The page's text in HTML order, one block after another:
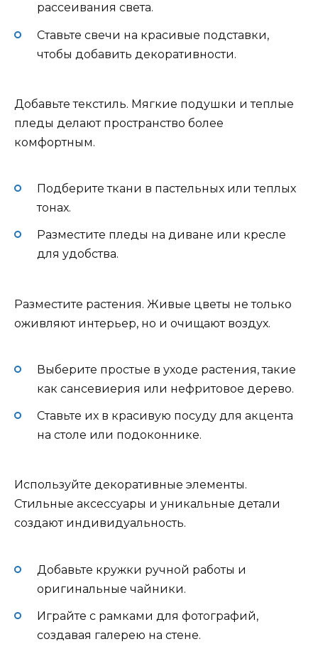
рассеивания света.
Ставьте свечи на красивые подставки,
чтобы добавить декоративности.
Добавьте текстиль. Мягкие подушки и теплые
пледы делают пространство более
комфортным.
Подберите ткани в пастельных или теплых
тонах.
Разместите пледы на диване или кресле
для удобства.
Разместите растения. Живые цветы не только
оживляют интерьер, но и очищают воздух.
Выберите простые в уходе растения, такие
как сансевиерия или нефритовое дерево.
Ставьте их в красивую посуду для акцента
на столе или подоконнике.
Используйте декоративные элементы.
Стильные аксессуары и уникальные детали
создают индивидуальность.
Добавьте кружки ручной работы и
оригинальные чайники.
Играйте с рамками для фотографий,
создавая галерею на стене.